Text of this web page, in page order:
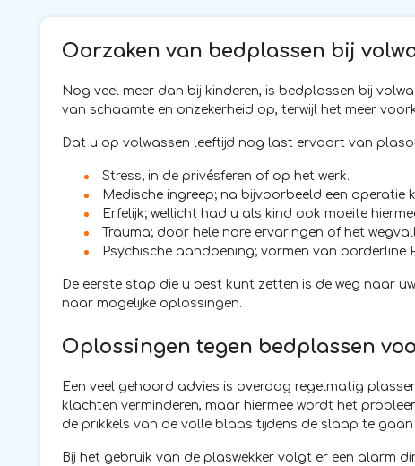
Oorzaken van bedplassen bij
Nog veel meer dan bij kinderen, is bedplassen bij
van schaamte en onzekerheid op, terwijl het meer
Dat u op volwassen leeftijd nog last ervaart van
Stress; in de privésferen of op het werk.
Medische ingreep; na bijvoorbeeld een operatie
Erfelijk; wellicht had u als kind ook moeite
Trauma; door hele nare ervaringen of het
Psychische aandoening; vormen van borderline
De eerste stap die u best kunt zetten is de weg naar
naar mogelijke oplossingen.
Oplossingen tegen bedplassen
Een veel gehoord advies is overdag regelmatig
klachten verminderen, maar hiermee wordt het
de prikkels van de volle blaas tijdens de slaap te gaan
Bij het gebruik van de plaswekker volgt er een alarm